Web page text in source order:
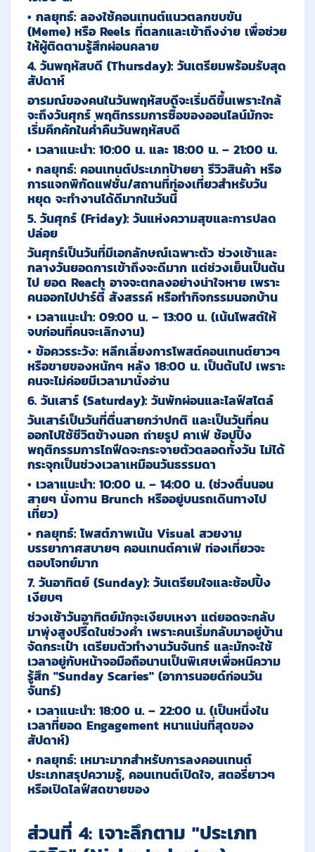
• กลยุทธ์: ลองใช้คอนเทนต์แนวตลกขบขัน
(Meme) หรือ Reels ที่ตลกและเข้าถึงง่าย เพื่อช่วย
ให้ผู้ติดตามรู้สึกผ่อนคลาย
4. วันพฤหัสบดี (Thursday): วันเตรียมพร้อมรับสุด
สัปดาห์
อารมณ์ของคนในวันพฤหัสบดีจะเริ่มดีขึ้นเพราะใกล้
จะถึงวันศุกร์ พฤติกรรมการซื้อของออนไลน์มักจะ
เริ่มคึกคักในค่ำคืนวันพฤหัสบดี
• เวลาแนะนำ: 10:00 น. และ 18:00 น. – 21:00 น.
• กลยุทธ์: คอนเทนต์ประเภทป้ายยา รีวิวสินค้า หรือ
การแจกพิกัดแฟชั่น/สถานที่ท่องเที่ยวสำหรับวัน
หยุด จะทำงานได้ดีมากในวันนี้
5. วันศุกร์ (Friday): วันแห่งความสุขและการปลด
ปล่อย
วันศุกร์เป็นวันที่มีเอกลักษณ์เฉพาะตัว ช่วงเช้าและ
กลางวันยอดการเข้าถึงจะดีมาก แต่ช่วงเย็นเป็นต้น
ไป ยอด Reach อาจจะตกลงอย่างน่าใจหาย เพราะ
คนออกไปปาร์ตี้ สังสรรค์ หรือทำกิจกรรมนอกบ้าน
• เวลาแนะนำ: 09:00 น. – 13:00 น. (เน้นโพสต์ให้
จบก่อนที่คนจะเลิกงาน)
• ข้อควรระวัง: หลีกเลี่ยงการโพสต์คอนเทนต์ยาวๆ
หรือขายของหนักๆ หลัง 18:00 น. เป็นต้นไป เพราะ
คนจะไม่ค่อยมีเวลามานั่งอ่าน
6. วันเสาร์ (Saturday): วันพักผ่อนและไลฟ์สไตล์
วันเสาร์เป็นวันที่ตื่นสายกว่าปกติ และเป็นวันที่คน
ออกไปใช้ชีวิตข้างนอก ถ่ายรูป คาเฟ่ ช้อปปิ้ง
พฤติกรรมการไถฟีดจะกระจายตัวตลอดทั้งวัน ไม่ได้
กระจุกเป็นช่วงเวลาเหมือนวันธรรมดา
• เวลาแนะนำ: 10:00 น. – 14:00 น. (ช่วงตื่นนอน
สายๆ นั่งทาน Brunch หรืออยู่บนรถเดินทางไป
เที่ยว)
• กลยุทธ์:โพสต์ภาพเน้น Visual สวยงาม
บรรยากาศสบายๆ คอนเทนต์คาเฟ่ ท่องเที่ยวจะ
ตอบโจทย์มาก
7. วันอาทิตย์ (Sunday): วันเตรียมใจและช้อปปิ้ง
เงียบๆ
ช่วงเช้าวันอาทิตย์มักจะเงียบเหงา แต่ยอดจะกลับ
มาพุ่งสูงปรี๊ดในช่วงค่ำ เพราะคนเริ่มกลับมาอยู่บ้าน
จัดกระเป๋า เตรียมตัวทำงานวันจันทร์ และมักจะใช้
เวลาอยู่กับหน้าจอมือถือนานเป็นพิเศษเพื่อหนีความ
รู้สึก "Sunday Scaries" (อาการนอยด์ก่อนวัน
จันทร์)
• เวลาแนะนำ: 18:00 น. – 22:00 น. (เป็นหนึ่งใน
เวลาที่ยอด Engagement หนาแน่นที่สุดของ
สัปดาห์)
• กลยุทธ์: เหมาะมากสำหรับการลงคอนเทนต์
ประเภทสรุปความรู้, คอนเทนต์เปิดใจ, สตอรี่ยาวๆ
หรือเปิดไลฟ์สดขายของ
ส่วนที่ 4: เจาะลึกตาม "ประเภท